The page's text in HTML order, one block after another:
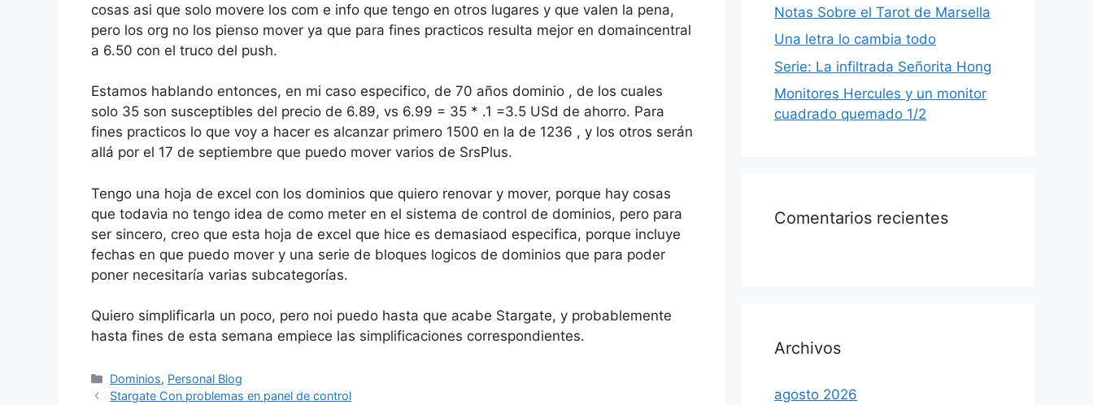
cosas asi que solo movere los com e info que tengo en otros lugares y que valen la pena,
pero los org no los pienso mover ya que para fines practicos resulta mejor en domaincentral
a 6.50 con el truco del push.
Estamos hablando entonces, en mi caso especifico, de 70 años dominio , de los cuales
solo 35 son susceptibles del precio de 6.89, vs 6.99 = 35 * .1 =3.5 USd de ahorro. Para
fines practicos lo que voy a hacer es alcanzar primero 1500 en la de 1236 , y los otros serán
allá por el 17 de septiembre que puedo mover varios de SrsPlus.
Tengo una hoja de excel con los dominios que quiero renovar y mover, porque hay cosas
que todavia no tengo idea de como meter en el sistema de control de dominios, pero para
ser sincero, creo que esta hoja de excel que hice es demasiaod especifica, porque incluye
fechas en que puedo mover y una serie de bloques logicos de dominios que para poder
poner necesitaría varias subcategorías.
Quiero simplificarla un poco, pero noi puedo hasta que acabe Stargate, y probablemente
hasta fines de esta semana empiece las simplificaciones correspondientes.
Categorías
Dominios, Personal Blog
Stargate Con problemas en panel de control
Notas Sobre el Tarot de Marsella
Una letra lo cambia todo
Serie: La infiltrada Señorita Hong
Monitores Hercules y un monitor
cuadrado quemado 1/2
Comentarios recientes
Archivos
agosto 2026